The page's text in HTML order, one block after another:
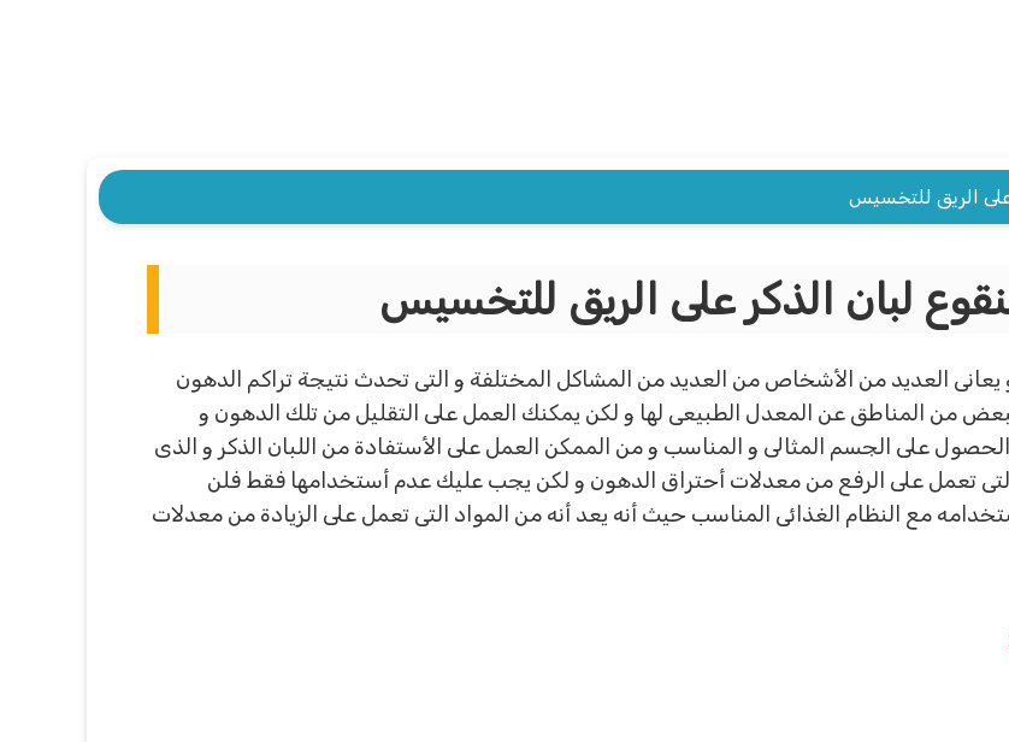
الريق للتخسيس
لبان الذكر على الريق للتخسيس
يعانى العديد من الأشخاص من العديد من المشاكل المختلفة و التى تحدث نتيجة تراكم الدهون
من المناطق عن المعدل الطبيعى لها و لكن يمكنك العمل على التقليل من تلك الدهون و
على الجسم المثالى و المناسب و من الممكن العمل على الأستفادة من اللبان الذكر و الذى
التى تعمل على الرفع من معدلات أحتراق الدهون و لكن يجب عليك عدم أستخدامها فقط فلن
مع النظام الغذائى المناسب حيث أنه يعد أنه من المواد التى تعمل على الزيادة من معدلات